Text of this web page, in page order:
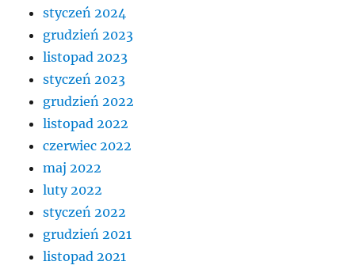
styczeń 2024
grudzień 2023
listopad 2023
styczeń 2023
grudzień 2022
listopad 2022
czerwiec 2022
maj 2022
luty 2022
styczeń 2022
grudzień 2021
listopad 2021